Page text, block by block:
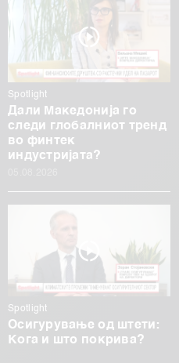
Spotlight
Дали Македонија го
следи глобалниот тренд
во финтек
индустријата?
Spotlight
Осигурување од штети:
Кога и што покрива?